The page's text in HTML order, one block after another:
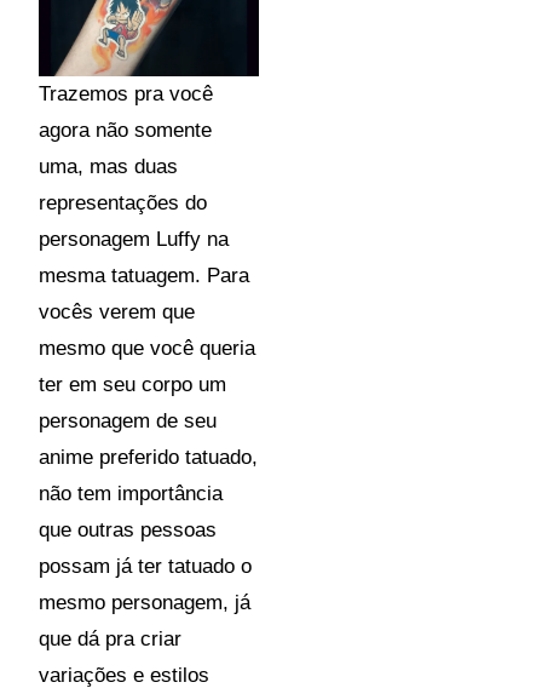
Trazemos pra você
agora não somente
uma, mas duas
representações do
personagem Luffy na
mesma tatuagem. Para
vocês verem que
mesmo que você queria
ter em seu corpo um
personagem de seu
anime preferido tatuado,
não tem importância
que outras pessoas
possam já ter tatuado o
mesmo personagem, já
que dá pra criar
variações e estilos